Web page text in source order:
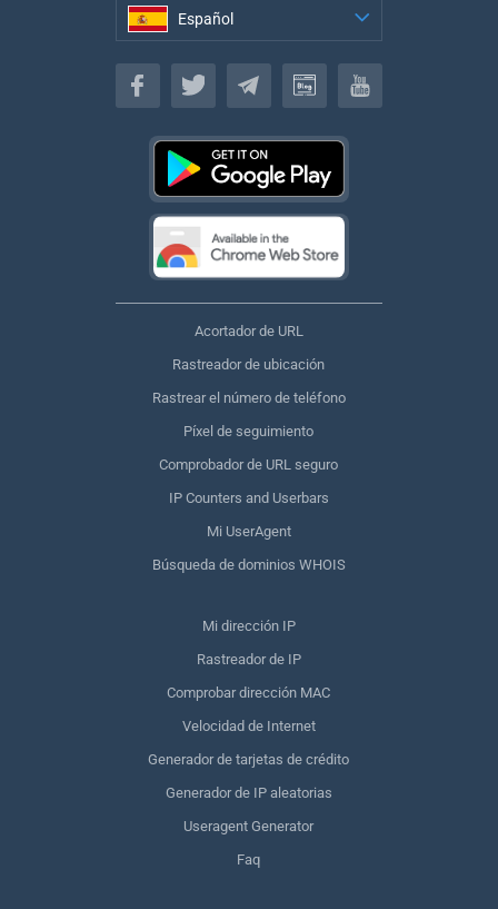
Español
Español
Acortador de URL
Rastreador de ubicación
Rastrear el número de teléfono
Píxel de seguimiento
Comprobador de URL seguro
IP Counters and Userbars
Mi UserAgent
Búsqueda de dominios WHOIS
Mi dirección IP
Rastreador de IP
Comprobar dirección MAC
Velocidad de Internet
Generador de tarjetas de crédito
Generador de IP aleatorias
Useragent Generator
Faq